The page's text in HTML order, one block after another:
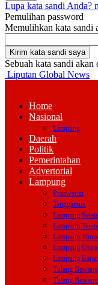
Lupa kata sandi Anda?
Pemulihan password
Memulihkan kata sandi
Sebuah kata sandi
Liputan Global News
Home
Nasional
Lampung
Daerah
Politik
Pemerintahan
Advertorial
Lampung
Pesawaran
Tanggamus
Lampung
Lampung
Lampung
Lampung Utara
Lampung Barat
Tulang Bawang
Tulang